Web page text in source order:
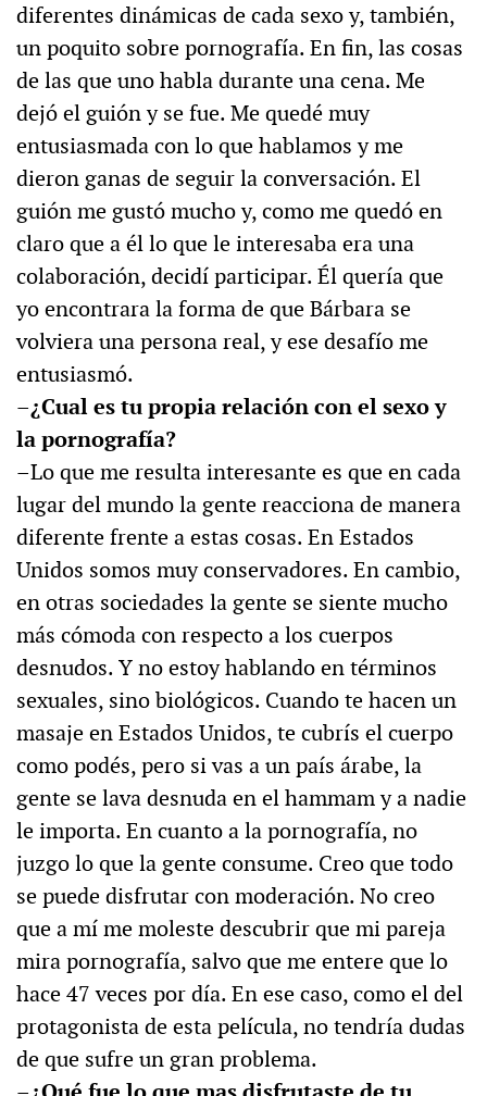
diferentes dinámicas de cada sexo y, también,
un poquito sobre pornografía. En fin, las cosas
de las que uno habla durante una cena. Me
dejó el guión y se fue. Me quedé muy
entusiasmada con lo que hablamos y me
dieron ganas de seguir la conversación. El
guión me gustó mucho y, como me quedó en
claro que a él lo que le interesaba era una
colaboración, decidí participar. Él quería que
yo encontrara la forma de que Bárbara se
volviera una persona real, y ese desafío me
entusiasmó.
–¿Cual es tu propia relación con el sexo y
la pornografía?
–Lo que me resulta interesante es que en cada
lugar del mundo la gente reacciona de manera
diferente frente a estas cosas. En Estados
Unidos somos muy conservadores. En cambio,
en otras sociedades la gente se siente mucho
más cómoda con respecto a los cuerpos
desnudos. Y no estoy hablando en términos
sexuales, sino biológicos. Cuando te hacen un
masaje en Estados Unidos, te cubrís el cuerpo
como podés, pero si vas a un país árabe, la
gente se lava desnuda en el hammam y a nadie
le importa. En cuanto a la pornografía, no
juzgo lo que la gente consume. Creo que todo
se puede disfrutar con moderación. No creo
que a mí me moleste descubrir que mi pareja
mira pornografía, salvo que me entere que lo
hace 47 veces por día. En ese caso, como el del
protagonista de esta película, no tendría dudas
de que sufre un gran problema.